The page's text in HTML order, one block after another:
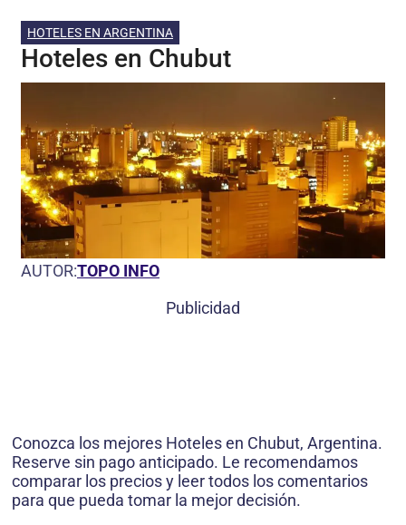
HOTELES EN ARGENTINA
Hoteles en Chubut
AUTOR:TOPO INFO
Publicidad
Conozca los mejores Hoteles en Chubut, Argentina.
Reserve sin pago anticipado. Le recomendamos
comparar los precios y leer todos los comentarios
para que pueda tomar la mejor decisión.